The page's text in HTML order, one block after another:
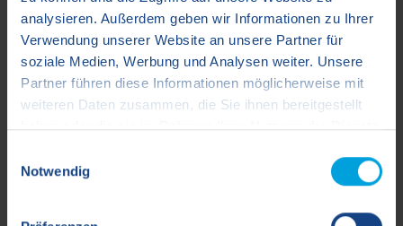
analysieren. Außerdem geben wir Informationen zu Ihrer
Verwendung unserer Website an unsere Partner für
soziale Medien, Werbung und Analysen weiter. Unsere
Partner führen diese Informationen möglicherweise mit
weiteren Daten zusammen, die Sie ihnen bereitgestellt
haben oder die sie im Rahmen Ihrer Nutzung der Dienste
Notwendig
Youtube Linked in
Xing
Als Ansprechpartner:in sind wir für Sie da: